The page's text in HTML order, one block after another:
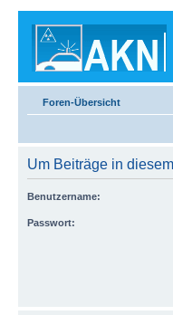
Foren-Übersicht
Um Beiträge in
Benutzername:
Passwort: